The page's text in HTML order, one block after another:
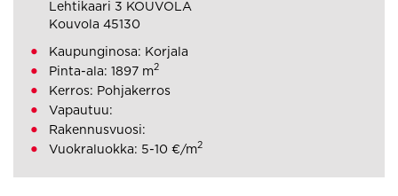
Lehtikaari 3 KOUVOLA
Kouvola 45130
Kaupunginosa: Korjala
Pinta-ala: 1897 m2
Kerros: Pohjakerros
Vapautuu:
Rakennusvuosi:
Vuokraluokka: 5-10 €/m2